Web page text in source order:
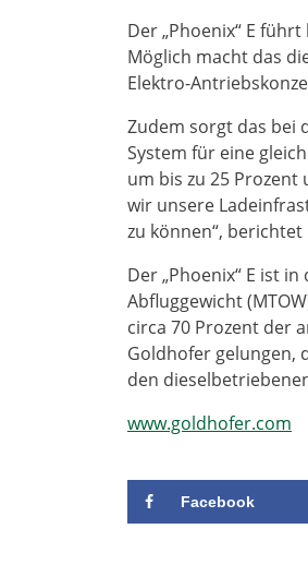
Der „Phoenix“ E
Möglich macht das
Elektro-
Zudem sorgt das bei
System für eine
um bis zu 25
wir unsere
zu können“,
Der „Phoenix“ E ist
Abfluggewicht
circa 70 Prozent der
Goldhofer gelungen,
den
www.goldhofer.com
Facebook